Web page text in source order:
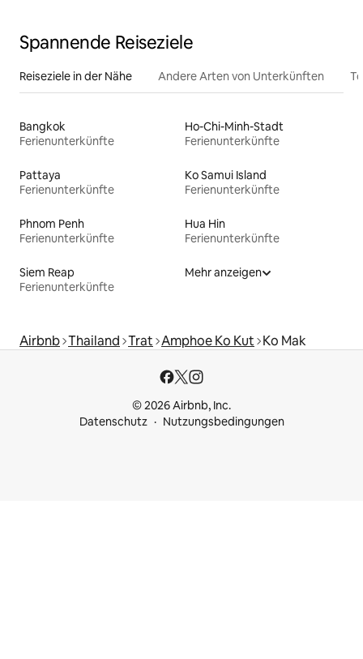
Spannende Reiseziele
Reiseziele in der Nähe Andere Arten von Unterkünften
Bangkok
Ferienunterkünfte
Ho-Chi-Minh-Stadt
Ferienunterkünfte
Pattaya
Ferienunterkünfte
Ko Samui Island
Ferienunterkünfte
Phnom Penh
Ferienunterkünfte
Hua Hin
Ferienunterkünfte
Siem Reap
Ferienunterkünfte
Mehr anzeigen
Airbnb Thailand Trat Amphoe Ko Kut Ko Mak
© 2026 Airbnb, Inc.
Datenschutz
Nutzungsbedingungen